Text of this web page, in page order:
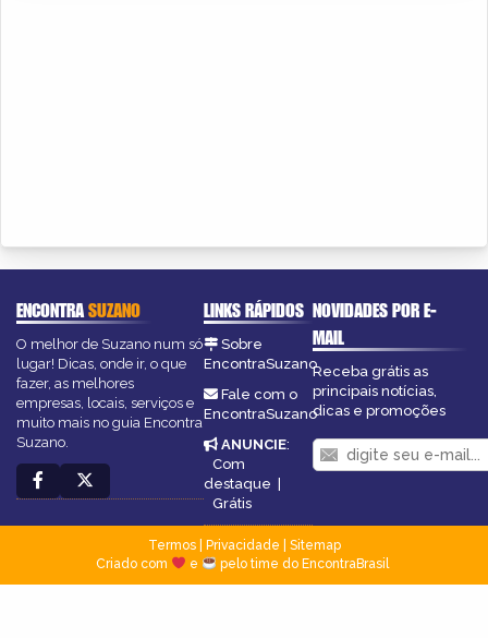
ENCONTRASUZANO
O melhor de Suzano num só
lugar! Dicas, onde ir, o que
fazer, as melhores
empresas, locais, serviços e
muito mais no guia Encontra
Suzano.
LINKS RÁPIDOS
Sobre
EncontraSuzano
Fale com o
EncontraSuzano
ANUNCIE:
Com
destaque |
Grátis
NOVIDADES POR E-
MAIL
Receba grátis as
principais notícias,
dicas e promoções
Termos| Privacidade
Sitemap
Criado com
e pelo time do EncontraBrasil